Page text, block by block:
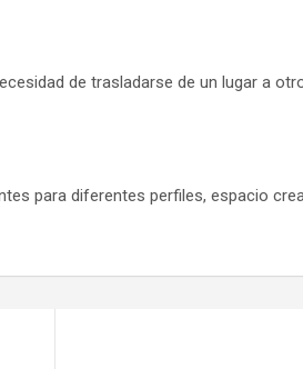
de trasladarse de un lugar a
para diferentes perfiles, espacio